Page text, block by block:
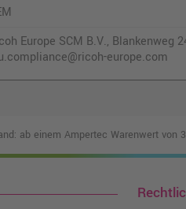
Europe SCM B.V., Blankenweg
europe.com
ab einem Ampertec Warenwert von